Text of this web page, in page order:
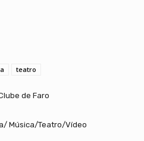
teatro
de Faro
Música/Teatro/Vídeo